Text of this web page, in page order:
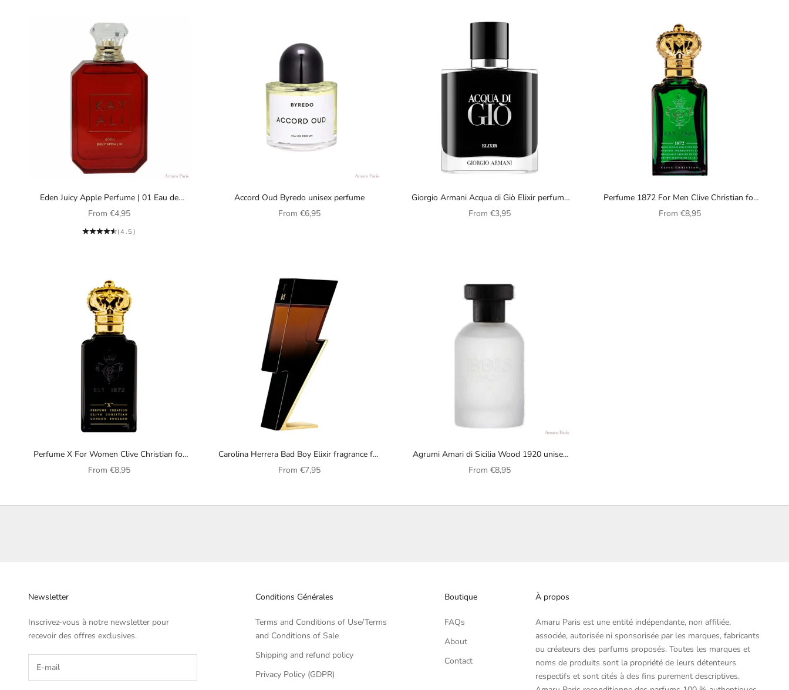
Eden Juicy Apple Perfume | 01 Eau de
Parfum Kayali Fragrances Unisex
Sale price
From €4,95
(4.5)
Accord Oud Byredo unisex perfume
Sale price
From €6,95
Giorgio Armani Acqua di Giò Elixir perfume
for men
Sale price
From €3,95
Perfume 1872 For Men Clive Christian for
men
Sale price
From €8,95
Perfume X For Women Clive Christian for
women
Sale price
From €8,95
Carolina Herrera Bad Boy Elixir fragrance for
men
Sale price
From €7,95
Agrumi Amari di Sicilia Wood 1920 unisex
perfume
Sale price
From €8,95
Newsletter
Inscrivez-vous à notre newsletter pour
recevoir des offres exclusives.
Conditions Générales
Terms and Conditions of Use/Terms
and Conditions of Sale
Shipping and refund policy
Privacy Policy (GDPR)
Boutique
FAQs
About
Contact
À propos
Amaru Paris est une entité indépendante, non affiliée,
associée, autorisée ni sponsorisée par les marques, fabricants
ou créateurs des parfums proposés. Toutes les marques et
noms de produits sont la propriété de leurs détenteurs
respectifs et sont cités à des fins purement descriptives.